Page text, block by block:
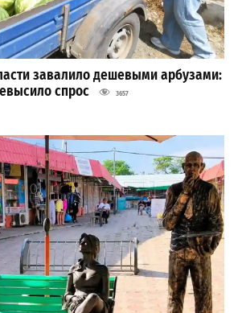
завалило дешевыми арбузами:
спрос
3657